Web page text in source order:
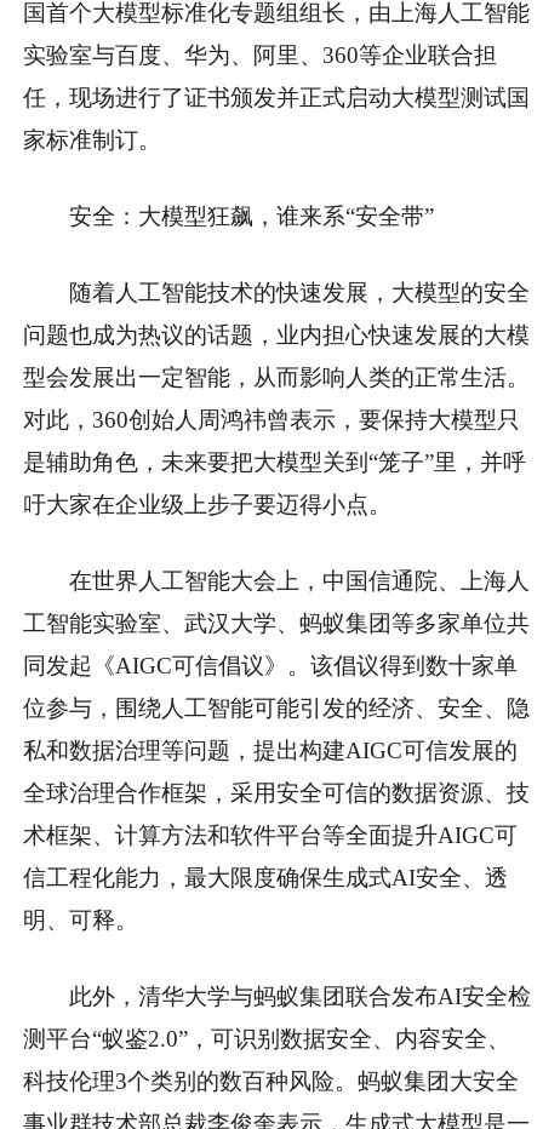
国首个大模型标准化专题组组长，由上海人工智能
实验室与百度、华为、阿里、360等企业联合担
任，现场进行了证书颁发并正式启动大模型测试国
家标准制订。
安全：大模型狂飙，谁来系“安全带”
随着人工智能技术的快速发展，大模型的安全
问题也成为热议的话题，业内担心快速发展的大模
型会发展出一定智能，从而影响人类的正常生活。
对此，360创始人周鸿祎曾表示，要保持大模型只
是辅助角色，未来要把大模型关到“笼子”里，并呼
吁大家在企业级上步子要迈得小点。
在世界人工智能大会上，中国信通院、上海人
工智能实验室、武汉大学、蚂蚁集团等多家单位共
同发起《AIGC可信倡议》。该倡议得到数十家单
位参与，围绕人工智能可能引发的经济、安全、隐
私和数据治理等问题，提出构建AIGC可信发展的
全球治理合作框架，采用安全可信的数据资源、技
术框架、计算方法和软件平台等全面提升AIGC可
信工程化能力，最大限度确保生成式AI安全、透
明、可释。
此外，清华大学与蚂蚁集团联合发布AI安全检
测平台“蚁鉴2.0”，可识别数据安全、内容安全、
科技伦理3个类别的数百种风险。蚂蚁集团大安全
事业群技术部总裁李俊奎表示，生成式大模型是一